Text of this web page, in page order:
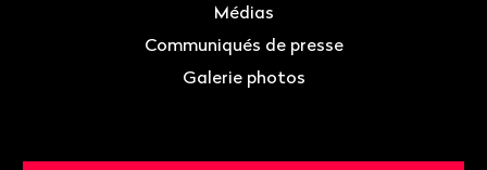
Médias
Communiqués de presse
Galerie photos